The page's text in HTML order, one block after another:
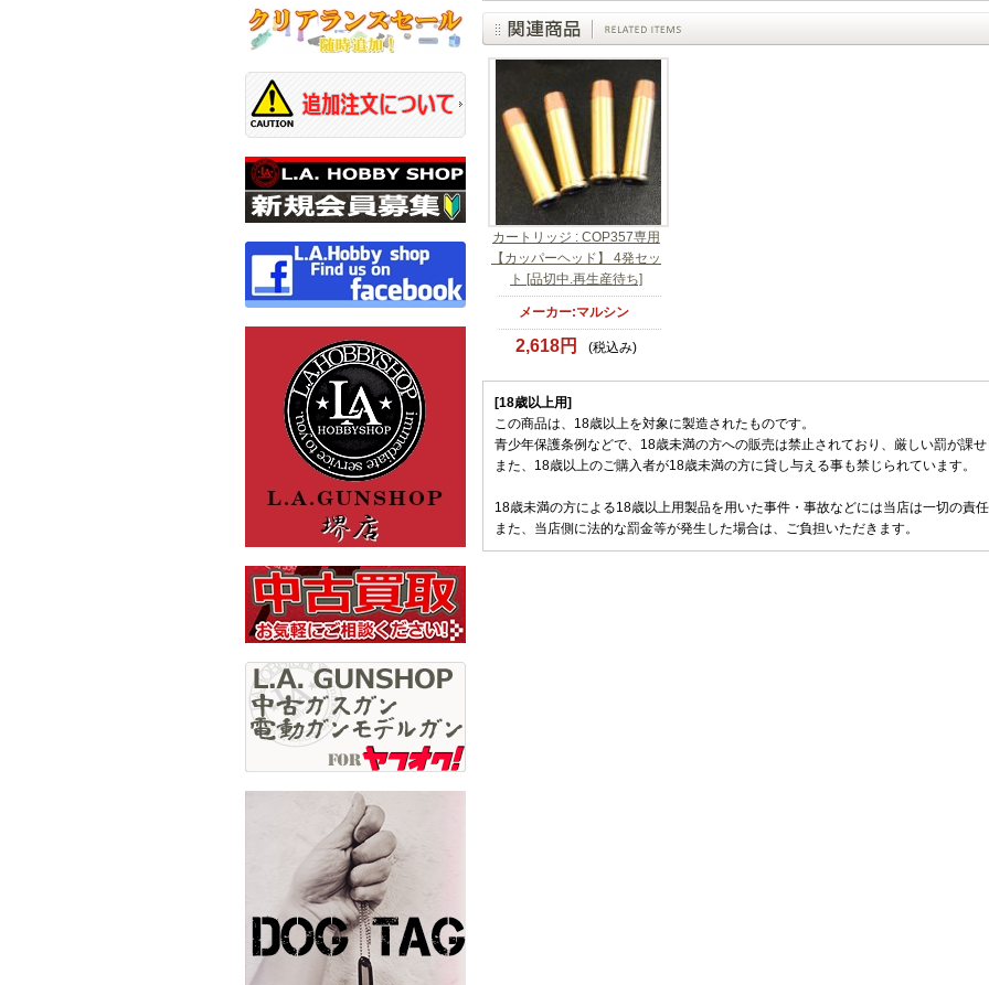
カートリッジ : COP357専用
【カッパーヘッド】 4発セッ
ト [品切中.再生産待ち]
メーカー:マルシン
2,618円 (税込み)
[18歳以上用]
この商品は、18歳以上を対象に製造されたものです。
青少年保護条例などで、18歳未満の方への販売は禁止されており、厳しい罰が課せ
また、18歳以上のご購入者が18歳未満の方に貸し与える事も禁じられています。
18歳未満の方による18歳以上用製品を用いた事件・事故などには当店は一切の責任
また、当店側に法的な罰金等が発生した場合は、ご負担いただきます。